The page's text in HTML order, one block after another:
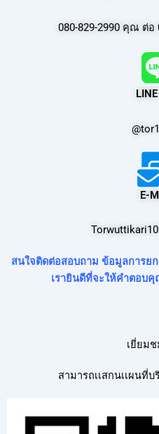
080-829-2990 คุณ ต่อ
E-
สนใจติดต่อสอบถาม ข้อมูลการย
เรายินดีที่จะให้คำตอบคุ
เยี่ยมช
สามารถเเสกนเเผนที่